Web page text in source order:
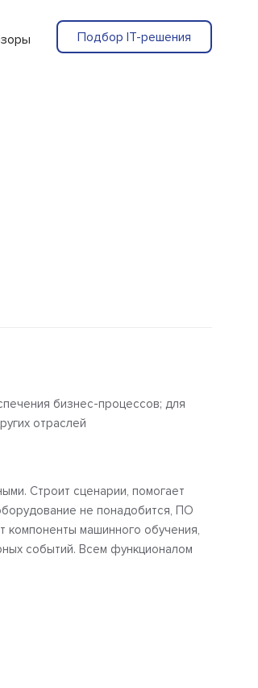
Подбор IT-решения
бизнес-процессов; для
отраслей
Строит сценарии, помогает
не понадобится, ПО
компоненты машинного обучения,
событий. Всем функционалом